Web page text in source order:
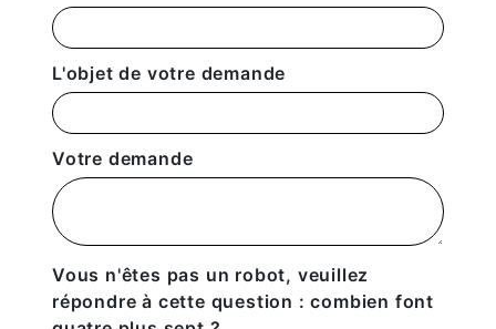
L'objet de votre demande
Votre demande
Vous n'êtes pas un robot, veuillez
répondre à cette question : combien font